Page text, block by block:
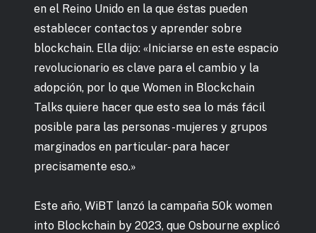
en el Reino Unido en la que éstas pueden
establecer contactos y aprender sobre
blockchain. Ella dijo: «Iniciarse en este espacio
revolucionario es clave para el cambio y la
adopción, por lo que Women in Blockchain
Talks quiere hacer que esto sea lo más fácil
posible para las personas -mujeres y grupos
marginados en particular- para hacer
precisamente eso.»
Este año, WiBT lanzó la campaña 50k women
into Blockchain by 2023, que Osbourne explicó